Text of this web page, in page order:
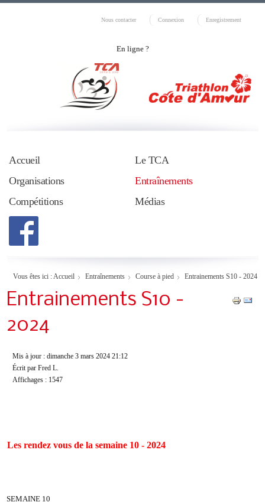
Nous contacter Connexion Enregistrement
En ligne ?
Accueil
Le TCA
Organisations
Entraînements
Compétitions
Médias
Vous êtes ici :Accueil Entraînements Course à pied Entrainements S10 - 2024
Entrainements S10 -
2024
Mis à jour : dimanche 3 mars 2024 21:12
Écrit par Fred L.
Affichages : 1547
Les rendez vous de la semaine 10 - 2024
SEMAINE 10